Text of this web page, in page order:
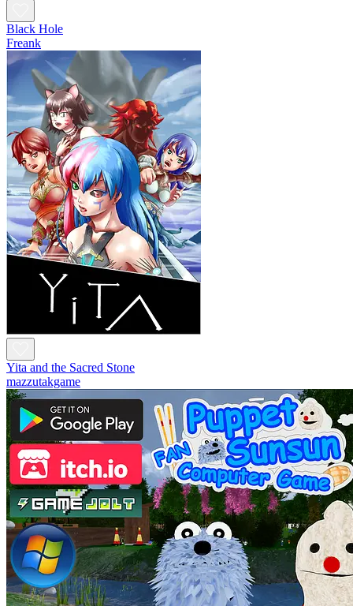
Black Hole
Freank
Yita and the Sacred Stone
mazzutakgame